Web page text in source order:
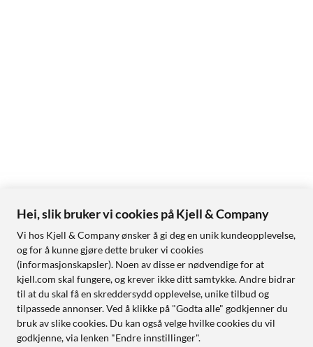
Hei, slik bruker vi cookies på Kjell & Company
Vi hos Kjell & Company ønsker å gi deg en unik kundeopplevelse,
og for å kunne gjøre dette bruker vi cookies
(informasjonskapsler). Noen av disse er nødvendige for at
kjell.com skal fungere, og krever ikke ditt samtykke. Andre bidrar
til at du skal få en skreddersydd opplevelse, unike tilbud og
tilpassede annonser. Ved å klikke på "Godta alle" godkjenner du
bruk av slike cookies. Du kan også velge hvilke cookies du vil
godkjenne, via lenken "Endre innstillinger".